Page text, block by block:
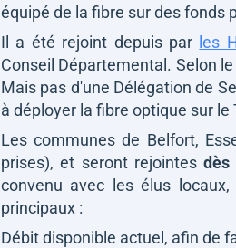
équipé de la fibre sur des fonds
Il a été rejoint depuis par les
Conseil Départemental. Selon
Mais pas d'une Délégation de
à déployer la fibre optique sur
Les communes de Belfort,
prises), et seront rejointesdès
convenu avec les élus
principaux :
Débit disponible actuel, afin de